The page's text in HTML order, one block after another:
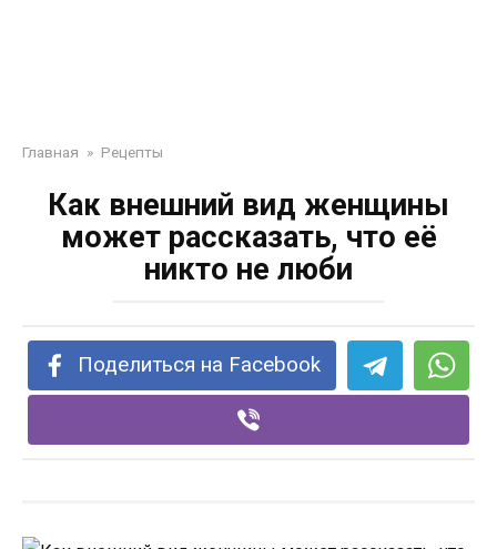
Главная » Рецепты
Как внешний вид женщины
может рассказать, что её
никто не люби
Поделиться на Facebook